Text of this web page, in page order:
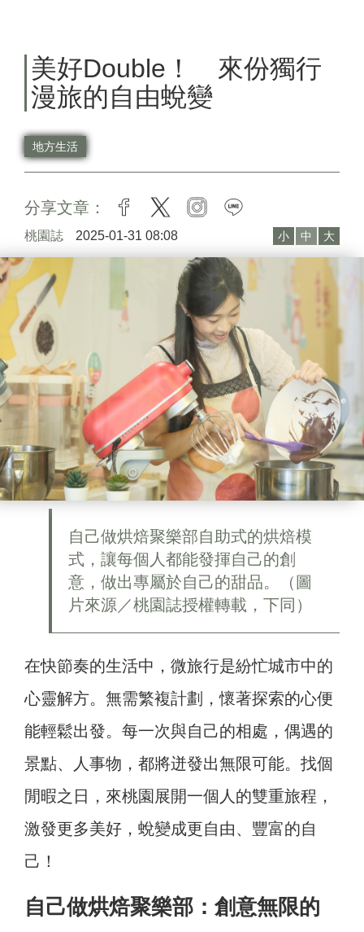
美好Double！ 來份獨行
漫旅的自由蛻變
地方生活
分享文章： facebook
twitter instagram
桃園誌 2025-01-31 08:08 小 中 大
自己做烘焙聚樂部自助式的烘焙模
式，讓每個人都能發揮自己的創
意，做出專屬於自己的甜品。（圖
片來源／桃園誌授權轉載，下同）
在快節奏的生活中，微旅行是紛忙城市中的
心靈解方。無需繁複計劃，懷著探索的心便
能輕鬆出發。每一次與自己的相處，偶遇的
景點、人事物，都將迸發出無限可能。找個
閒暇之日，來桃園展開一個人的雙重旅程，
激發更多美好，蛻變成更自由、豐富的自
己！
自己做烘焙聚樂部：創意無限的